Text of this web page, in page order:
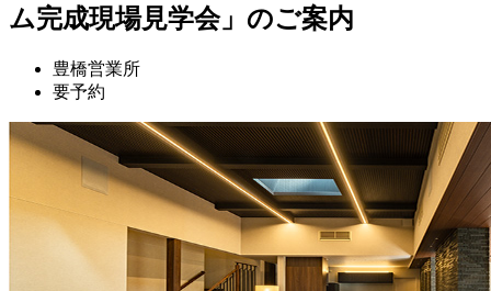
ム完成現場見学会」のご案内
豊橋営業所
要予約